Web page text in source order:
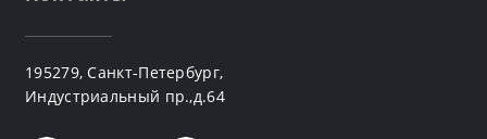
195279, Санкт-Петербург,
Индустриальный пр.,д.64